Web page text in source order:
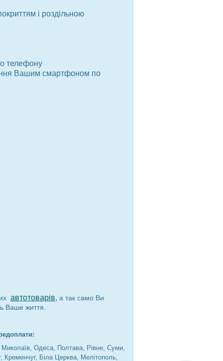
і роздільною
телефону
Вашим смартфоном по
автотоварів, а так само Ви
Ваше життя.
Миколаїв, Одеса, Полтава, Рівне, Суми,
Кременчуг, Біла Церква, Мелітополь,